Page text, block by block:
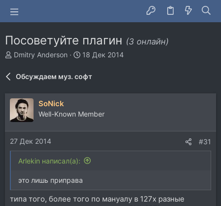
Посоветуйте плагин (3 онлайн)
А
т
р
т
е
м
Dmitry Anderson
Д
т
а
н
ч
18 Дек 2014
Обсуждаем муз. софт
SoNick
Well-Known Member
27 Дек 2014 #31
Arlekin написал(а):
это лишь приправа
типа того, более того по мануалу в 127х разные